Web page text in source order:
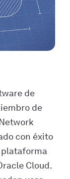
de
de
con éxito
plataforma
Cloud.